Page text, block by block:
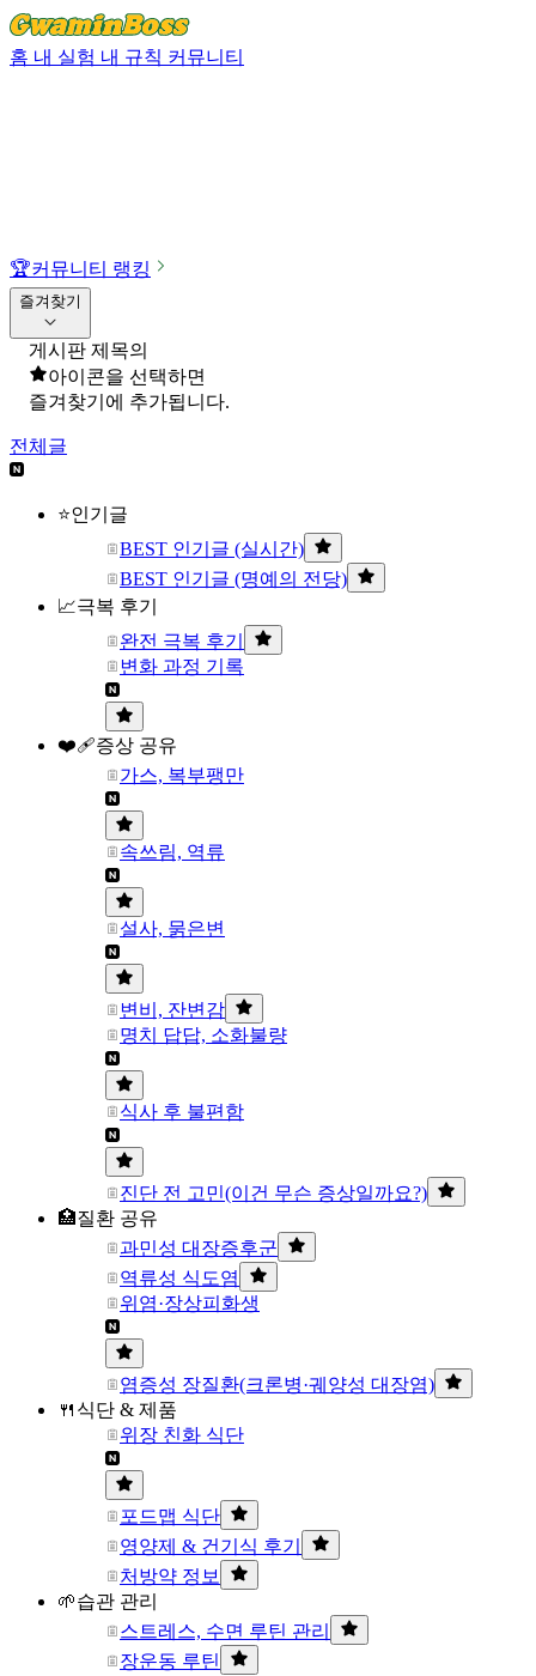
홈 내 실험 내 규칙 커뮤니티
🏆커뮤니티 랭킹
즐겨찾기
게시판 제목의
아이콘을 선택하면
즐겨찾기에 추가됩니다.
전체글
⭐인기글
BEST 인기글 (실시간)
BEST 인기글 (명예의 전당)
📈극복 후기
완전 극복 후기
변화 과정 기록
❤️‍🩹증상 공유
가스, 복부팽만
속쓰림, 역류
설사, 묽은변
변비, 잔변감
명치 답답, 소화불량
식사 후 불편함
진단 전 고민(이건 무슨 증상일까요?)
🏥질환 공유
과민성 대장증후군
역류성 식도염
위염·장상피화생
염증성 장질환(크론병·궤양성 대장염)
🍴식단 & 제품
위장 친화 식단
포드맵 식단
영양제 & 건기식 후기
처방약 정보
🌱습관 관리
스트레스, 수면 루틴 관리
장운동 루틴